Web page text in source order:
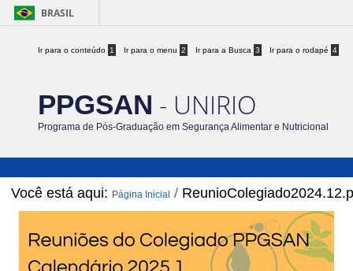
BRASIL
Ir para o conteúdo 1 Ir para o menu 2 Ir para a Busca 3 Ir para o rodapé 4
PPGSAN - UNIRIO
Programa de Pós-Graduação em Segurança Alimentar e Nutricional
Você está aqui: Página Inicial /